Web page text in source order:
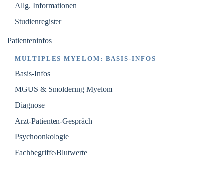
Allg. Informationen
Studienregister
Patienteninfos
MULTIPLES MYELOM: BASIS-INFOS
Basis-Infos
MGUS & Smoldering Myelom
Diagnose
Arzt-Patienten-Gespräch
Psychoonkologie
Fachbegriffe/Blutwerte